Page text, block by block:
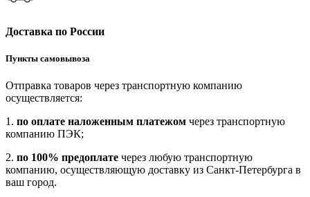
Доставка по России
Пункты самовывоза
Отправка товаров через транспортную компанию
осуществляется:
1. по оплате наложенным платежом через транспортную
компанию ПЭК;
2. по 100% предоплате через любую транспортную
компанию, осуществляющую доставку из Санкт-Петербурга в
ваш город.